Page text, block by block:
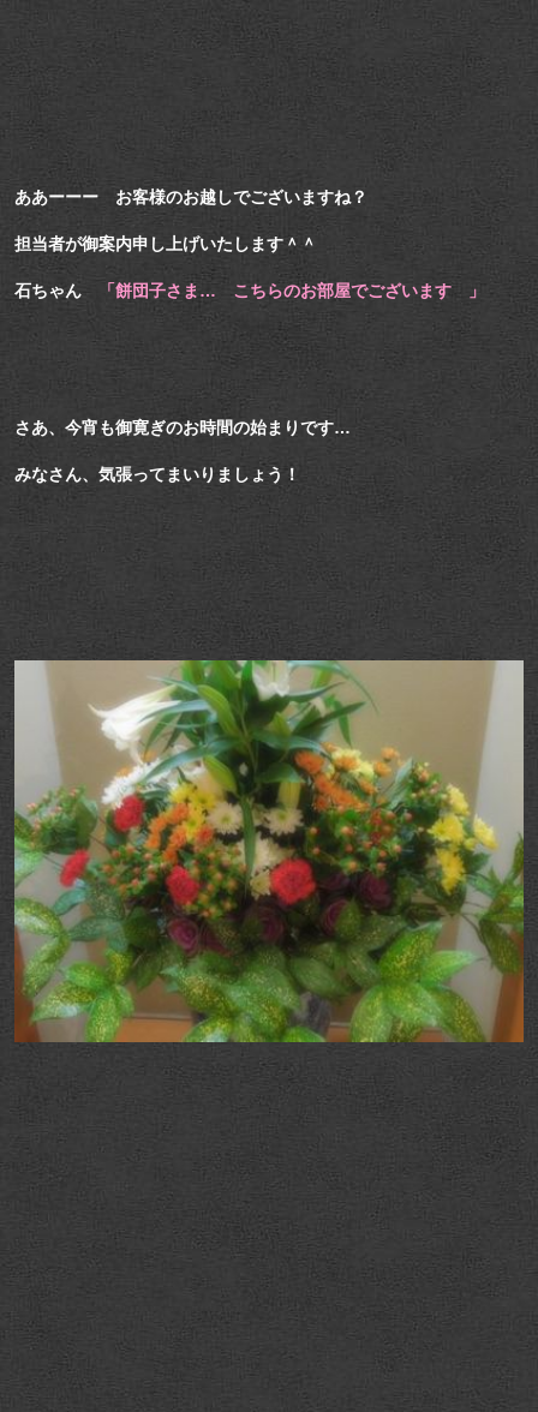
ああーーー お客様のお越しでございますね？
担当者が御案内申し上げいたします＾＾
石ちゃん 「餅団子さま… こちらのお部屋でございます 」
さあ、今宵も御寛ぎのお時間の始まりです…
みなさん、気張ってまいりましょう！